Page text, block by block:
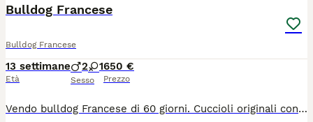
Bulldog Francese
Bulldog Francese
13 settimane
Età
2 1
Sesso
650 €
Prezzo
Vendo bulldog Francese di 60 giorni. Cuccioli originali con primo vaccino e microchip. Sono due maschi e una femmina.